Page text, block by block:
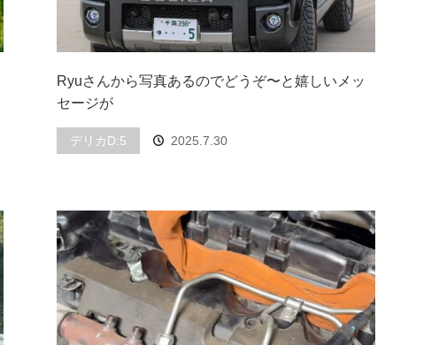
Ryuさんから写真あるのでどうぞ〜と嬉しいメッ
セージが
デリカD:5 2025.7.30